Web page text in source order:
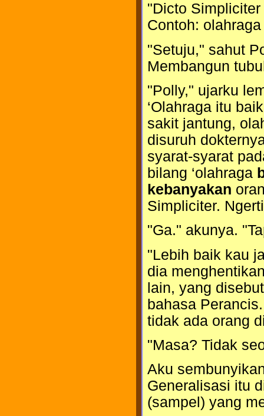
"Dicto
Contoh:
"Setuju," sahut
Membangun
"Polly," ujarku
‘Olahraga itu
sakit jantung,
disuruh
syarat-syarat
bilang ‘olahraga
kebanyakan
Simpliciter.
"Ga." akunya.
"Lebih baik kau
dia
lain, yang
bahasa
tidak ada orang
"Masa? Tidak
Aku
Generalisasi itu
(sampel) yang